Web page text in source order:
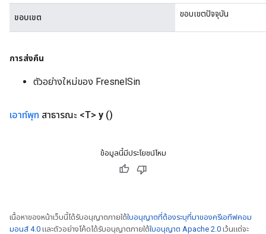
ขอบเขต ขอบเขตปัจจุบัน
การส่งคืน
ตัวอย่างใหม่ของ FresnelSin
เอาท์พุท สาธารณะ <T> y ()
ข้อมูลนี้มีประโยชน์ไหม
เนื้อหาของหน้าเว็บนี้ได้รับอนุญาตภายใต้ใบอนุญาตที่ต้องระบุที่มาของครีเอทีฟคอม
มอนส์ 4.0 และตัวอย่างโค้ดได้รับอนุญาตภายใต้ใบอนุญาต Apache 2.0 เว้นแต่จะ